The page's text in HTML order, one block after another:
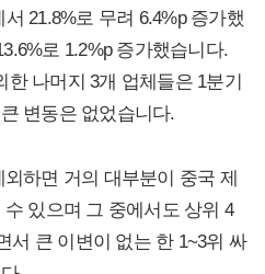
21.8%로 무려 6.4%p 증가했
로 1.2%p 증가했습니다.
한 나머지 3개 업체들은 1분기
변동은 없었습니다.
하면 거의 대부분이 중국 제
있으며 그 중에서도 상위 4
서 큰 이변이 없는 한 1~3위 싸